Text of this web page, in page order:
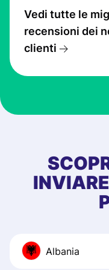
Vedi tutte le
recensioni dei
clienti
Albania